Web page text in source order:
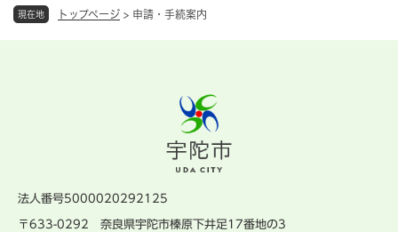
現在地 トップページ > 申請・手続案内
法人番号5000020292125
〒633-0292 奈良県宇陀市榛原下井足17番地の3